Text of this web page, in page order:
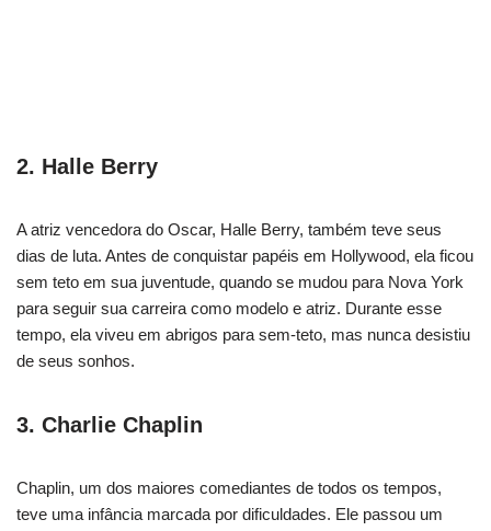
2. Halle Berry
A atriz vencedora do Oscar, Halle Berry, também teve seus
dias de luta. Antes de conquistar papéis em Hollywood, ela ficou
sem teto em sua juventude, quando se mudou para Nova York
para seguir sua carreira como modelo e atriz. Durante esse
tempo, ela viveu em abrigos para sem-teto, mas nunca desistiu
de seus sonhos.
3. Charlie Chaplin
Chaplin, um dos maiores comediantes de todos os tempos,
teve uma infância marcada por dificuldades. Ele passou um